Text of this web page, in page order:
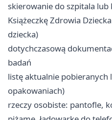
skierowanie do szpitala lub
Książeczkę Zdrowia
dziecka)
dotychczasową
badań
listę aktualnie pobieranych
opakowaniach)
rzeczy osobiste: pantofle,